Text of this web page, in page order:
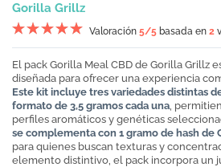
Gorilla Grillz
Valoración 5/5 basada en 2
El pack Gorilla Meal CBD de Gorilla Grillz
diseñada para ofrecer una experiencia
Este kit incluye tres variedades distintas
formato de 3,5 gramos cada una,
perfiles aromáticos y genéticas
se complementa con 1 gramo de hash de
para quienes buscan texturas y
elemento distintivo, el pack incorpora un